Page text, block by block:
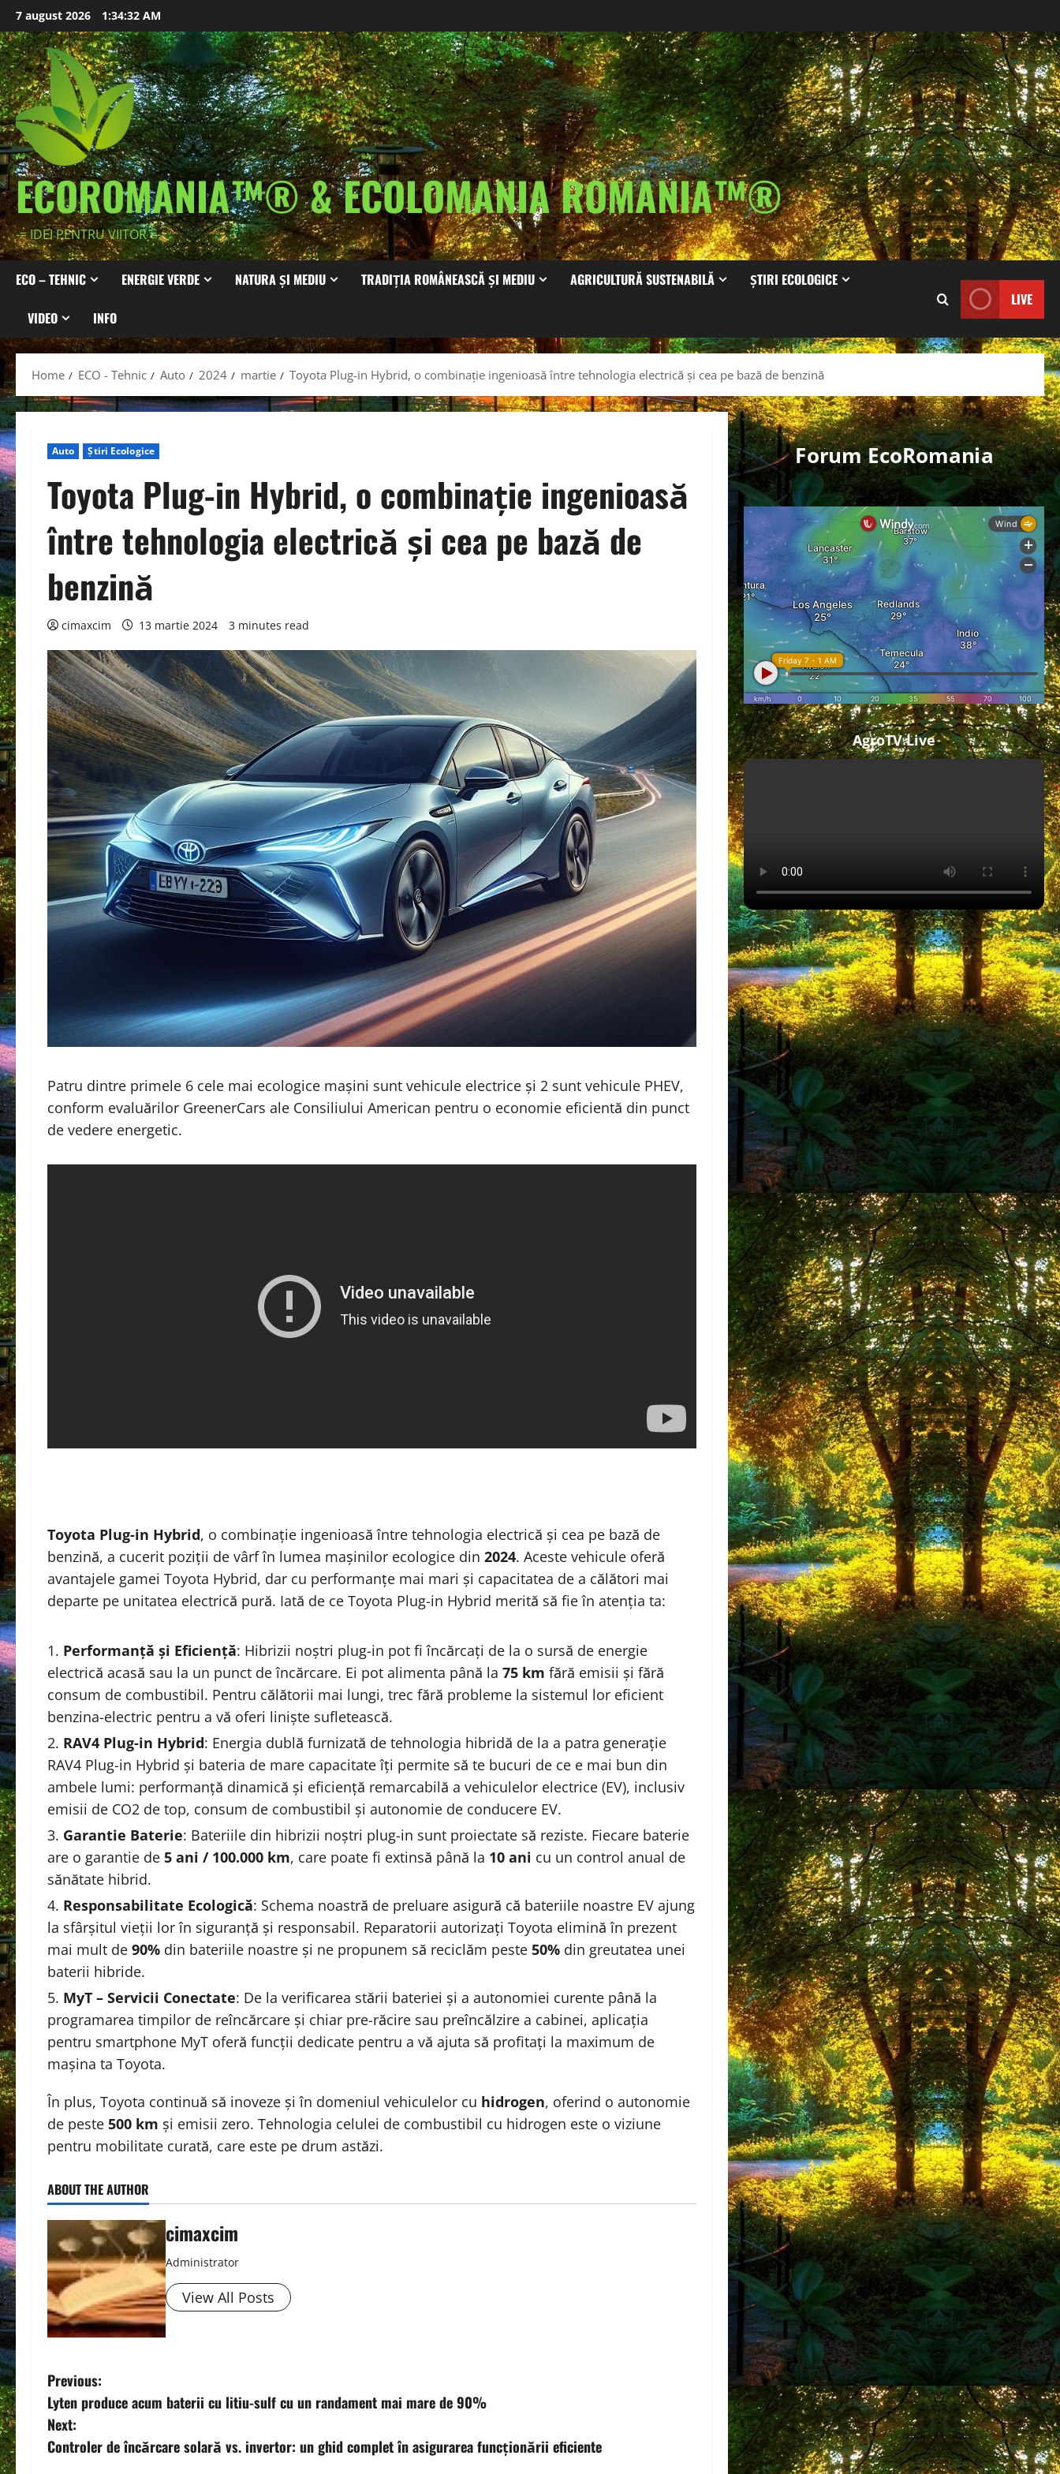
Skip
to
content
7 august 2026 1:34:34 AM
ECOROMANIA™® & ECOLOMANIA ROMANIA™®
-= IDEI PENTRU VIITOR =-
ECO – TEHNIC ENERGIE VERDE NATURA ȘI MEDIU TRADIȚIA ROMÂNEASCĂ ȘI MEDIU AGRICULTURĂ SUSTENABILĂ ȘTIRI ECOLOGICE
VIDEO INFO
LIVE
Home ECO - Tehnic Auto 2024 martie Toyota Plug-in Hybrid, o combinație ingenioasă între tehnologia electrică și cea pe bază de benzină
Auto Știri Ecologice
Toyota Plug-in Hybrid, o combinație ingenioasă
între tehnologia electrică și cea pe bază de
benzină
cimaxcim 13 martie 2024 3 minutes read
Patru dintre primele 6 cele mai ecologice mașini sunt vehicule electrice și 2 sunt vehicule PHEV,
conform evaluărilor GreenerCars ale Consiliului American pentru o economie eficientă din punct
de vedere energetic.
Toyota Plug-in Hybrid, o combinație ingenioasă între tehnologia electrică și cea pe bază de
benzină, a cucerit poziții de vârf în lumea mașinilor ecologice din 2024. Aceste vehicule oferă
avantajele gamei Toyota Hybrid, dar cu performanțe mai mari și capacitatea de a călători mai
departe pe unitatea electrică pură. Iată de ce Toyota Plug-in Hybrid merită să fie în atenția ta:
Performanță și Eficiență: Hibrizii noștri plug-in pot fi încărcați de la o sursă de energie
electrică acasă sau la un punct de încărcare. Ei pot alimenta până la 75 km fără emisii și fără
consum de combustibil. Pentru călătorii mai lungi, trec fără probleme la sistemul lor eficient
benzina-electric pentru a vă oferi liniște sufletească.
RAV4 Plug-in Hybrid: Energia dublă furnizată de tehnologia hibridă de la a patra generație
RAV4 Plug-in Hybrid și bateria de mare capacitate îți permite să te bucuri de ce e mai bun din
ambele lumi: performanță dinamică și eficiență remarcabilă a vehiculelor electrice (EV), inclusiv
emisii de CO2 de top, consum de combustibil și autonomie de conducere EV.
Garantie Baterie: Bateriile din hibrizii noștri plug-in sunt proiectate să reziste. Fiecare baterie
are o garantie de 5 ani / 100.000 km, care poate fi extinsă până la 10 ani cu un control anual de
sănătate hibrid.
Responsabilitate Ecologică: Schema noastră de preluare asigură că bateriile noastre EV ajung
la sfârșitul vieții lor în siguranță și responsabil. Reparatorii autorizați Toyota elimină în prezent
mai mult de 90% din bateriile noastre și ne propunem să reciclăm peste 50% din greutatea unei
baterii hibride.
MyT – Servicii Conectate: De la verificarea stării bateriei și a autonomiei curente până la
programarea timpilor de reîncărcare și chiar pre-răcire sau preîncălzire a cabinei, aplicația
pentru smartphone MyT oferă funcții dedicate pentru a vă ajuta să profitați la maximum de
mașina ta Toyota.
În plus, Toyota continuă să inoveze și în domeniul vehiculelor cu hidrogen, oferind o autonomie
de peste 500 km și emisii zero. Tehnologia celulei de combustibil cu hidrogen este o viziune
pentru mobilitate curată, care este pe drum astăzi.
ABOUT THE AUTHOR
cimaxcim
Administrator
View All Posts
P
o
s
Previous:
Lyten produce acum baterii cu litiu-sulf cu un randament mai mare de 90%
Next:
Controler de încărcare solară vs. invertor: un ghid complet în asigurarea funcționării eficiente
Forum EcoRomania
AgroTV Live